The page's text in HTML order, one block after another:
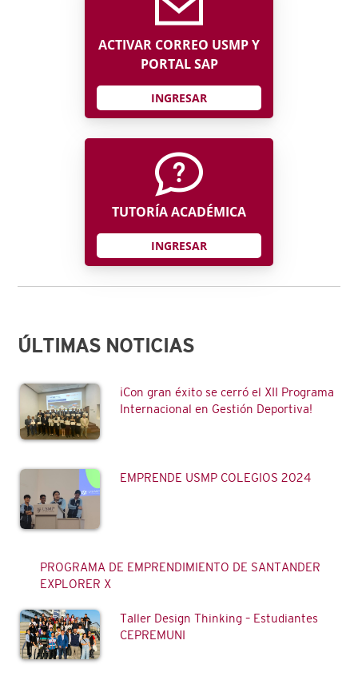
ACTIVAR CORREO USMP Y
PORTAL SAP
INGRESAR
TUTORÍA ACADÉMICA
INGRESAR
ÚLTIMAS NOTICIAS
¡Con gran éxito se cerró el XII Programa
Internacional en Gestión Deportiva!
EMPRENDE USMP COLEGIOS 2024
PROGRAMA DE EMPRENDIMIENTO DE SANTANDER
EXPLORER X
Taller Design Thinking – Estudiantes
CEPREMUNI